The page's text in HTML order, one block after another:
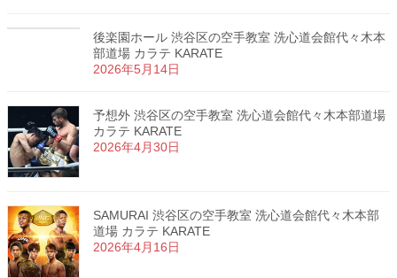
後楽園ホール 渋谷区の空手教室 洗心道会館代々木本
部道場 カラテ KARATE
2026年5月14日
予想外 渋谷区の空手教室 洗心道会館代々木本部道場
カラテ KARATE
2026年4月30日
SAMURAI 渋谷区の空手教室 洗心道会館代々木本部
道場 カラテ KARATE
2026年4月16日